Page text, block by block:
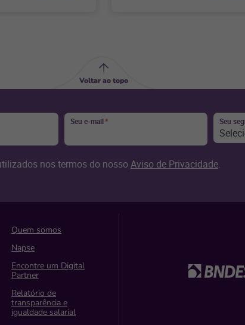
Voltar ao topo
Seu e-mail* Seu
nos termos do nossoAviso de Privacidade.
Quem somos
Napse
Encontre um Digital
Partner
Relatório de
transparência e
igualdade salarial